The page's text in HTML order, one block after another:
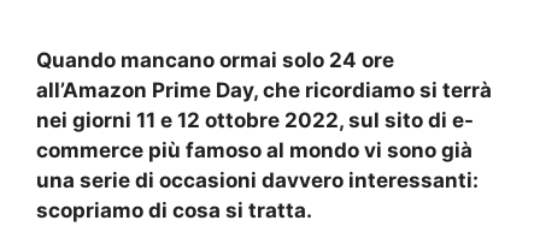
Quando mancano ormai solo 24 ore
all’Amazon Prime Day, che ricordiamo si terrà
nei giorni 11 e 12 ottobre 2022, sul sito di e-
commerce più famoso al mondo vi sono già
una serie di occasioni davvero interessanti:
scopriamo di cosa si tratta.